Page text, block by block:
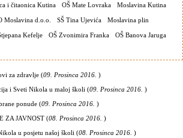
i čitaonica Kutina OŠ Mate Lovraka Moslavina Kutina
Moslavina d.o.o. SŠ Tina Ujevića Moslavina plin
Kefelje OŠ Zvonimira Franka OŠ Banova Jaruga
za zdravlje (09. Prosinca 2016. )
i Sveti Nikola u maloj školi (09. Prosinca 2016. )
ponude (09. Prosinca 2016. )
ZA JAVNOST (08. Prosinca 2016. )
u posjetu našoj školi (08. Prosinca 2016. )